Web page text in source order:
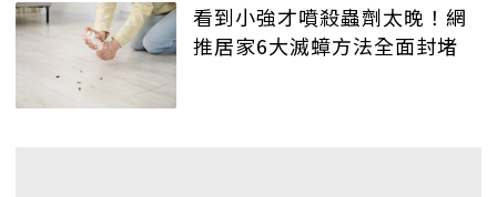
看到小強才噴殺蟲劑太晚！網
推居家6大滅蟑方法全面封堵